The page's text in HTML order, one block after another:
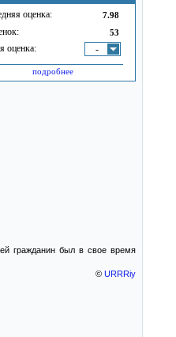
оценка: 7.98
53
оценка: -
подробнее
гражданин был в свое время
© URRRiy